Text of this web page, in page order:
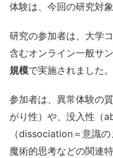
体験は、今回の研究対
研究の参加者は、大学
含むオンライン一般サ
規模で実施されました。
参加者は、異常体験の
がり性）や、没入性（
（dissociation＝意識
魔術的思考などの関連